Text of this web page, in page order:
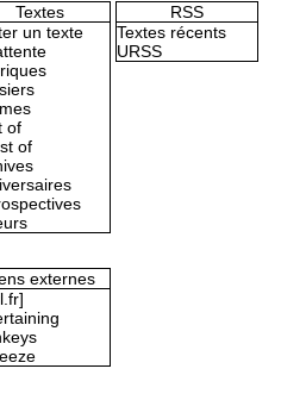
Textes
un texte
of
of
RSS
Textes récents
URSS
externes